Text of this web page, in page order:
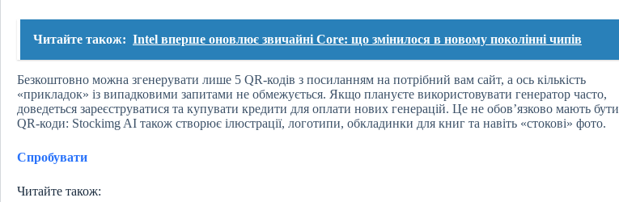
Читайте також: Intel вперше оновлює звичайні Core: що змінилося в новому поколінні чипів
Безкоштовно можна згенерувати лише 5 QR-кодів з посиланням на потрібний вам сайт, а ось кількість
«прикладок» із випадковими запитами не обмежується. Якщо плануєте використовувати генератор часто,
доведеться зареєструватися та купувати кредити для оплати нових генерацій. Це не обов’язково мають бути
QR-коди: Stockimg AI також створює ілюстрації, логотипи, обкладинки для книг та навіть «стокові» фото.
Спробувати
Читайте також: